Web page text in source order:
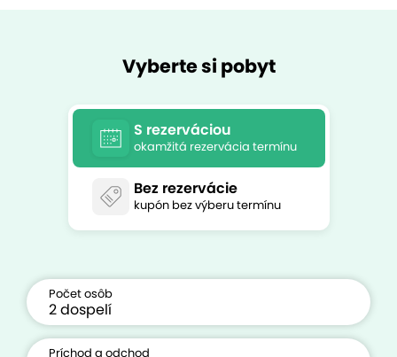
Vyberte si pobyt
S rezerváciou
okamžitá rezervácia termínu
Bez rezervácie
kupón bez výberu termínu
Počet osôb
Príchod a odchod